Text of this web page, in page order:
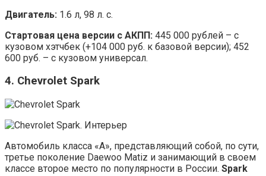
Двигатель: 1.6 л, 98 л. с.
Стартовая цена версии с АКПП: 445 000 рублей – с
кузовом хэтчбек (+104 000 руб. к базовой версии); 452
600 руб. – с кузовом универсал.
4. Chevrolet Spark
Автомобиль класса «A», представляющий собой, по сути,
третье поколение Daewoo Matiz и занимающий в своем
классе второе место по популярности в России. Spark